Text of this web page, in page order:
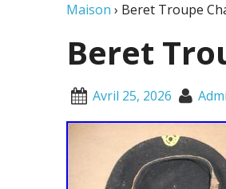
Maison › Beret Troupe
Beret
Avril 25, 2026